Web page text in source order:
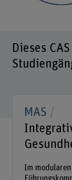
Dieses
MAS
Im